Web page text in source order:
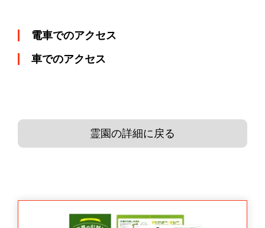
電車でのアクセス
車でのアクセス
霊園の詳細に戻る